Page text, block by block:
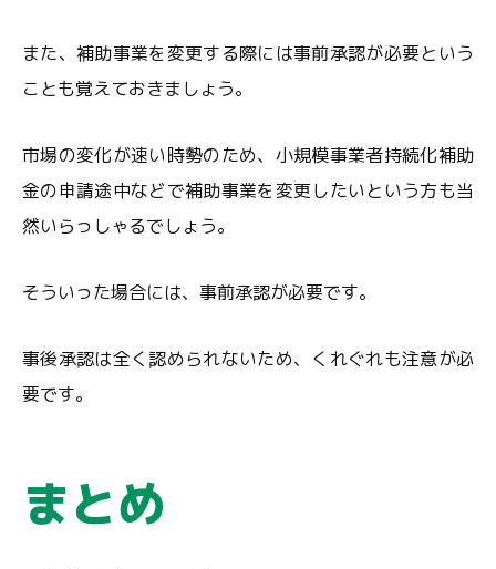
また、補助事業を変更する際には事前承認が必要という
ことも覚えておきましょう。
市場の変化が速い時勢のため、小規模事業者持続化補助
金の申請途中などで補助事業を変更したいという方も当
然いらっしゃるでしょう。
そういった場合には、事前承認が必要です。
事後承認は全く認められないため、くれぐれも注意が必
要です。
まとめ